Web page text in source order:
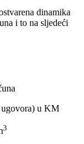
dinamika
i to na sljedeći
ugovora) u KM
3